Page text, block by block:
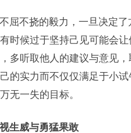
屈不挠的毅力，一旦决定
时候过于坚持己见可能会
多听取他人的建议与意见
的实力而不仅仅满足于小
无一失的目标。
生威与勇猛果敢